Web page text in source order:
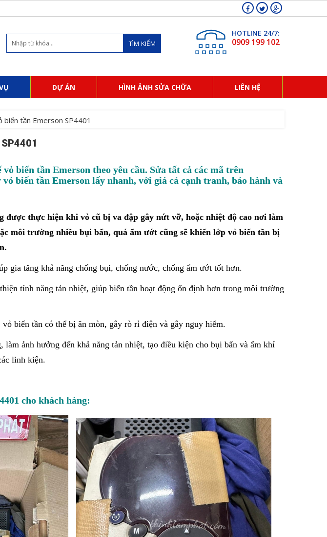
TÌM KIẾM
HOTLINE 24/7:
0909 199 102
DỰ ÁN HÌNH ẢNH SỬA CHỮA LIÊN HỆ
biến tần Emerson SP4401
biến tần Emerson theo yêu cầu. Sửa tất cả các mã trên
vỏ biến tần Emerson lấy nhanh, với giá cả cạnh tranh, bảo hành và
được thực hiện khi vỏ cũ bị va đập gây nứt vỡ, hoặc nhiệt độ cao nơi làm
môi trường nhiều bụi bẩn, quá ẩm ướt cũng sẽ khiến lớp vỏ biến tần bị
gia tăng khả năng chống bụi, chống nước, chống ẩm ướt tốt hơn.
tính năng tản nhiệt, giúp biến tần hoạt động ổn định hơn trong môi trường
biến tần có thể bị ăn mòn, gây rò rỉ điện và gây nguy hiểm.
ảnh hưởng đến khả năng tản nhiệt, tạo điều kiện cho bụi bẩn và ẩm khí
linh kiện.
cho khách hàng: